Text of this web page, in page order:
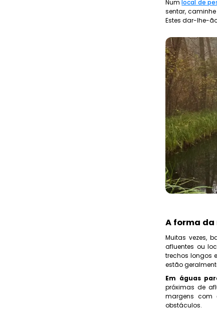
Numlocal de
sentar,
Estes dar-lhe-
A forma
Muitas vezes,
afluentes ou
trechos longos
estão
Em águas
próximas de
margens com
obstáculos.